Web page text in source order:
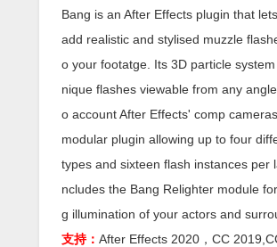
Bang is an After Effects plugin that
add realistic and stylised muzzle
o your footatge. Its 3D particle
nique flashes viewable from any
o account After Effects' comp
modular plugin allowing up to four
types and sixteen flash instances per
ncludes the Bang Relighter module
g illumination of your actors and
支持： After Effects 2020，CC